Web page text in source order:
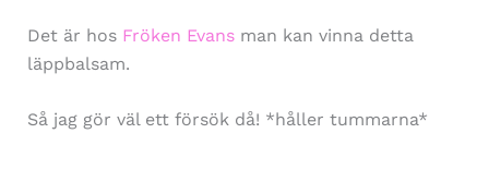
Det är hos Fröken Evansman kan vinna detta
läppbalsam.
Så jag gör väl ett försök då! *håller tummarna*